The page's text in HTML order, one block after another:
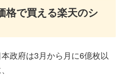
格で買える楽天のシ
政府は3月から月に6億枚以